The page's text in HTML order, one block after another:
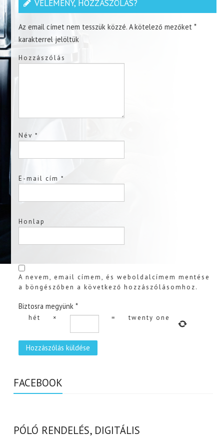
VÉLEMÉNY, HOZZÁSZÓLÁS?
Az email címet nem tesszük közzé. A kötelező mezőket*
karakterrel jelöltük
Hozzászólás
Név*
E-mail cím*
Honlap
A nevem, email címem, és weboldalcímem mentése
a böngészőben a következő hozzászólásomhoz.
Biztosra megyünk *
hét × = twenty one
FACEBOOK
PÓLÓ RENDELÉS, DIGITÁLIS